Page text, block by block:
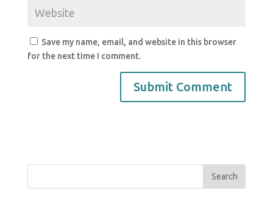
Save my name, email, and website in this browser
for the next time I comment.